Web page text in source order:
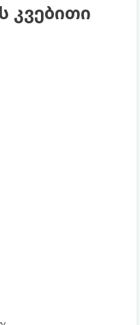
კვებითი